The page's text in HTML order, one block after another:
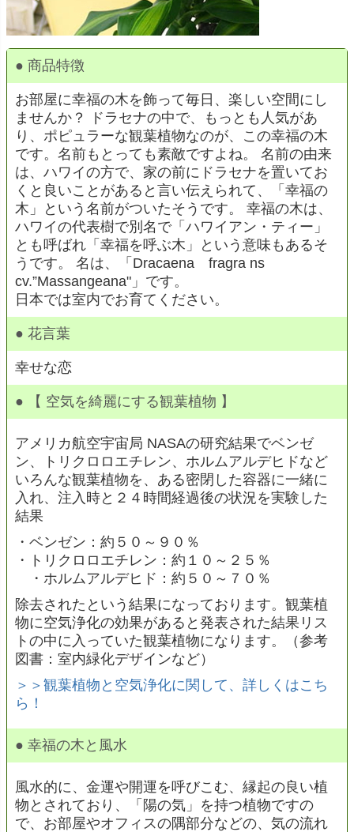
● 商品特徴
お部屋に幸福の木を飾って毎日、楽しい空間にし
ませんか？ ドラセナの中で、もっとも人気があ
り、ポピュラーな観葉植物なのが、この幸福の木
です。名前もとっても素敵ですよね。 名前の由来
は、ハワイの方で、家の前にドラセナを置いてお
くと良いことがあると言い伝えられて、「幸福の
木」という名前がついたそうです。 幸福の木は、
ハワイの代表樹で別名で「ハワイアン・ティー」
とも呼ばれ「幸福を呼ぶ木」という意味もあるそ
うです。 名は、「Dracaena fragra ns
cv.”Massangeana"」です。
日本では室内でお育てください。
● 花言葉
幸せな恋
● 【 空気を綺麗にする観葉植物 】
アメリカ航空宇宙局 NASAの研究結果でベンゼ
ン、トリクロロエチレン、ホルムアルデヒドなど
いろんな観葉植物を、ある密閉した容器に一緒に
入れ、注入時と２４時間経過後の状況を実験した
結果
・ベンゼン：約５０～９０％
・トリクロロエチレン：約１０～２５％
・ホルムアルデヒド：約５０～７０％
除去されたという結果になっております。観葉植
物に空気浄化の効果があると発表された結果リス
トの中に入っていた観葉植物になります。（参考
図書：室内緑化デザインなど）
＞＞観葉植物と空気浄化に関して、詳しくはこち
ら！
● 幸福の木と風水
風水的に、金運や開運を呼びこむ、縁起の良い植
物とされており、「陽の気」を持つ植物ですの
で、お部屋やオフィスの隅部分などの、気の流れ